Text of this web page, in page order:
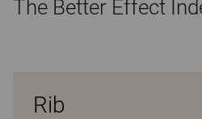
The Better Effect
Rib